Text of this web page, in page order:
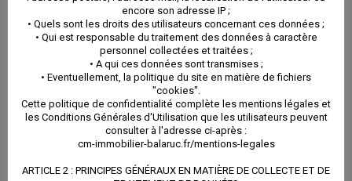
retrouvent une meilleure mobilisation articulaire et
apprécient les soins de rhumatologie. De nombreux
divertissements, de belles balades et bien sûr les
plages sont à la disposition des curistes.
Pourquoi parler de la
encore son adresse IP ;
• Quels sont les droits des utilisateurs concernant ces données ;
• Qui est responsable du traitement des données à caractère
personnel collectées et traitées ;
• A qui ces données sont transmises ;
• Eventuellement, la politique du site en matière de fichiers
"cookies".
Cette politique de confidentialité complète les mentions légales et
les Conditions Générales d'Utilisation que les utilisateurs peuvent
consulter à l'adresse ci-après :
cm-immobilier-balaruc.fr/mentions-legales
ARTICLE 2 : PRINCIPES GÉNÉRAUX EN MATIÈRE DE COLLECTE ET DE